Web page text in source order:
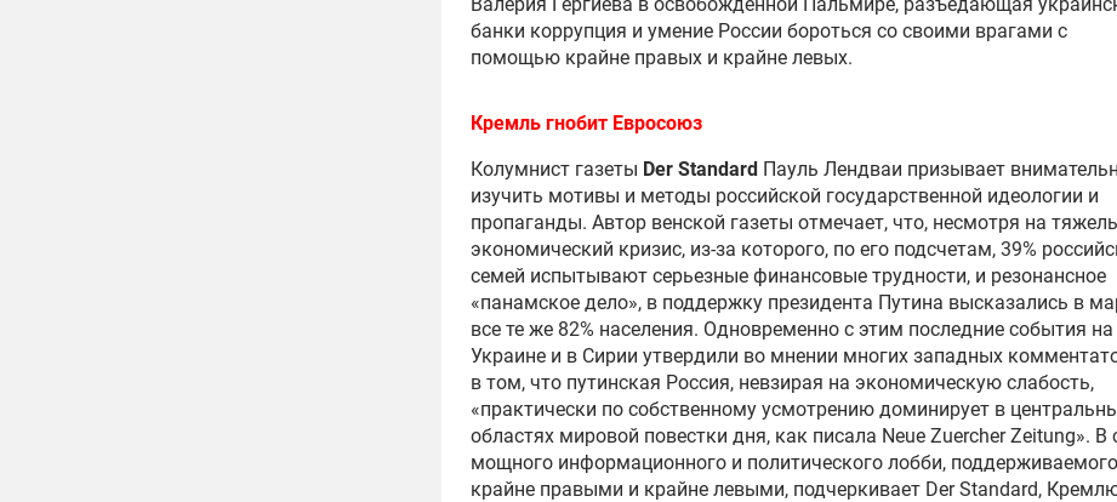
банки коррупция и умение России бороться со своими врагами с
помощью крайне правых и крайне левых.
Кремль гнобит Евросоюз
Колумнист газеты Der Standard Пауль Лендваи призывает
изучить мотивы и методы российской государственной идеологии и
пропаганды. Автор венской газеты отмечает, что, несмотря на
экономический кризис, из-за которого, по его подсчетам, 39%
семей испытывают серьезные финансовые трудности, и резонансное
«панамское дело», в поддержку президента Путина высказались в
все те же 82% населения. Одновременно с этим последние события на
Украине и в Сирии утвердили во мнении многих западных
в том, что путинская Россия, невзирая на экономическую слабость,
«практически по собственному усмотрению доминирует в
областях мировой повестки дня, как писала Neue Zuercher Zeitung». В
мощного информационного и политического лобби, поддерживаемого
крайне правыми и крайне левыми, подчеркивает Der Standard,